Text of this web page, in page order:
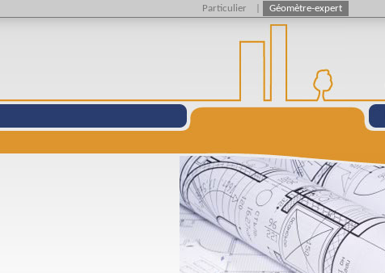
Particulier Géomètre-expert